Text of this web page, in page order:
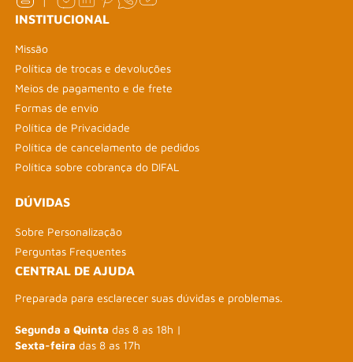
INSTITUCIONAL
Missão
Política de trocas e devoluções
Meios de pagamento e de frete
Formas de envio
Política de Privacidade
Política de cancelamento de pedidos
Política sobre cobrança do DIFAL
DÚVIDAS
Sobre Personalização
Perguntas Frequentes
CENTRAL DE AJUDA
Preparada para esclarecer suas dúvidas e problemas.
Segunda a Quinta das 8 as 18h |
Sexta-feira das 8 as 17h